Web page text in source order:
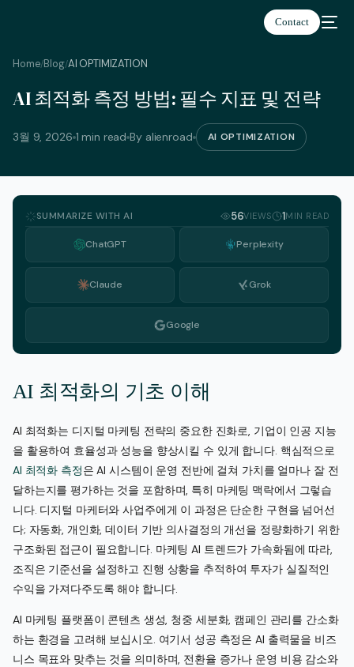
Contact
Home/Blog/AI OPTIMIZATION
AI 최적화 측정 방법: 필수 지표 및 전략
3월 9, 2026 1 min read By alienroad AI OPTIMIZATION
SUMMARIZE WITH AI 56VIEWS 1MIN READ
ChatGPT Perplexity
Claude Grok
Google
AI 최적화의 기초 이해
AI 최적화는 디지털 마케팅 전략의 중요한 진화로, 기업이 인공 지능
을 활용하여 효율성과 성능을 향상시킬 수 있게 합니다. 핵심적으로
AI 최적화 측정은 AI 시스템이 운영 전반에 걸쳐 가치를 얼마나 잘 전
달하는지를 평가하는 것을 포함하며, 특히 마케팅 맥락에서 그렇습
니다. 디지털 마케터와 사업주에게 이 과정은 단순한 구현을 넘어선
다; 자동화, 개인화, 데이터 기반 의사결정의 개선을 정량화하기 위한
구조화된 접근이 필요합니다. 마케팅 AI 트렌드가 가속화됨에 따라,
조직은 기준선을 설정하고 진행 상황을 추적하여 투자가 실질적인
수익을 가져다주도록 해야 합니다.
AI 마케팅 플랫폼이 콘텐츠 생성, 청중 세분화, 캠페인 관리를 간소화
하는 환경을 고려해 보십시오. 여기서 성공 측정은 AI 출력물을 비즈
니스 목표와 맞추는 것을 의미하며, 전환율 증가나 운영 비용 감소와
한국어